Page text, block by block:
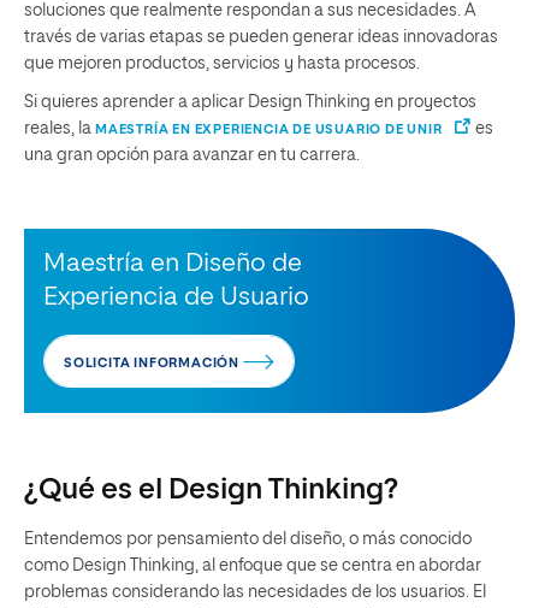
soluciones que realmente respondan a sus necesidades. A
través de varias etapas se pueden generar ideas innovadoras
que mejoren productos, servicios y hasta procesos.
Si quieres aprender a aplicar Design Thinking en proyectos
reales, la MAESTRÍA EN EXPERIENCIA DE USUARIO DE UNIR
es
una gran opción para avanzar en tu carrera.
Maestría en Diseño de
Experiencia de Usuario
SOLICITA INFORMACIÓN
¿Qué es el Design Thinking?
Entendemos por pensamiento del diseño, o más conocido
como Design Thinking, al enfoque que se centra en abordar
problemas considerando las necesidades de los usuarios. El